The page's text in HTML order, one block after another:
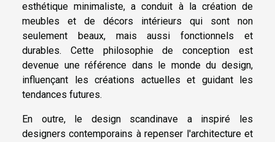
esthétique minimaliste, a conduit à la création de
meubles et de décors intérieurs qui sont non
seulement beaux, mais aussi fonctionnels et
durables. Cette philosophie de conception est
devenue une référence dans le monde du design,
influençant les créations actuelles et guidant les
tendances futures.
En outre, le design scandinave a inspiré les
designers contemporains à repenser l'architecture et